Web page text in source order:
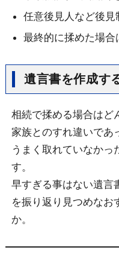
任意後見人など後見
最終的に揉めた場合
遺言書を作成す
相続で揉める場合はど
家族とのすれ違いであ
うまく取れていなかっ
す。
早すぎる事はない遺言
を振り返り見つめなお
か。